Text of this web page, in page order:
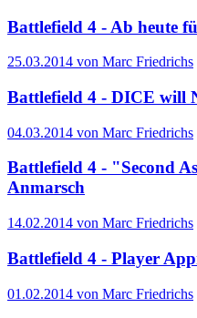
Battlefield 4 - Ab heute
25.03.2014 von Marc Friedrichs
Battlefield 4 - DICE will
04.03.2014 von Marc Friedrichs
Battlefield 4 - "Second
Anmarsch
14.02.2014 von Marc Friedrichs
Battlefield 4 - Player
01.02.2014 von Marc Friedrichs